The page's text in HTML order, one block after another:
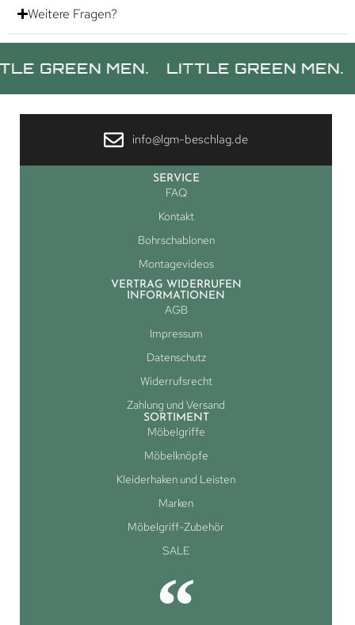
Weitere Fragen?
MEN. LITTLE GREEN MEN.
info@lgm-beschlag.de
SERVICE
FAQ
Kontakt
Bohrschablonen
Montagevideos
VERTRAG WIDERRUFEN
INFORMATIONEN
AGB
Impressum
Datenschutz
Widerrufsrecht
Zahlung und Versand
SORTIMENT
Möbelgriffe
Möbelknöpfe
Kleiderhaken und Leisten
Marken
Möbelgriff-Zubehör
SALE